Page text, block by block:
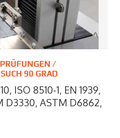
/
90 GRAD
ISO 8510-1, EN 1939,
D3330, ASTM D6862,